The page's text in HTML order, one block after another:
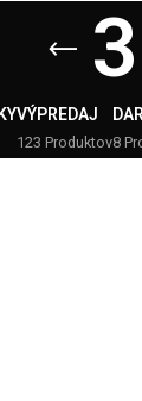
VÝPREDAJ
123 Produktov8